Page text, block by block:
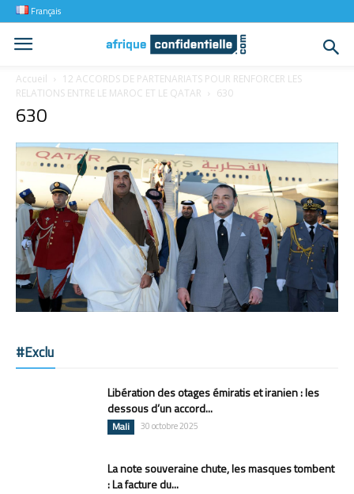
Français
Accueil
12 ACCORDS DE PARTENARIATS POUR RENFORCER LES
RELATIONS ENTRE LE MAROC ET LE QATAR
630
630
#Exclu
Libération des otages émiratis et iranien : les
dessous d’un accord...
Mali 30 octobre 2025
La note souveraine chute, les masques tombent
: La facture du...